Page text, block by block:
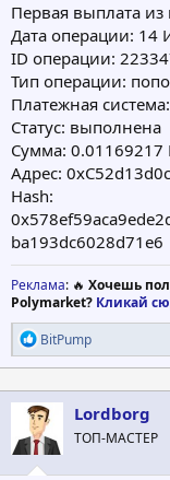
Первая выплата
Дата операции: 14
ID операции:
Тип операции:
Платежная
Статус: выполнена
Сумма: 0.01169217
Адрес:
Hash:
ba193dc6028d71e6
Реклама: 🔥 Хочешь
Polymarket? Кликай
Р
е
а
к
ц
и
и
BitPump
Lordborg
ТОП-МАСТЕР